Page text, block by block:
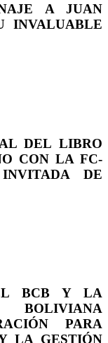
A JUAN
INVALUABLE
DEL LIBRO
CON LA FC-
DE
BCB Y LA
BOLIVIANA
PARA
LA GESTIÓN